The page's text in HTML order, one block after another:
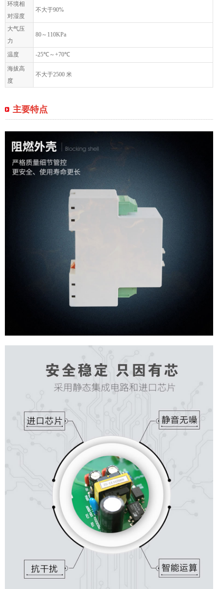
环境相
对湿度
不大于90%
大气压
力
80～110KPa
温度 -25℃～+70℃
海拔高
度
不大于2500 米
主要特点